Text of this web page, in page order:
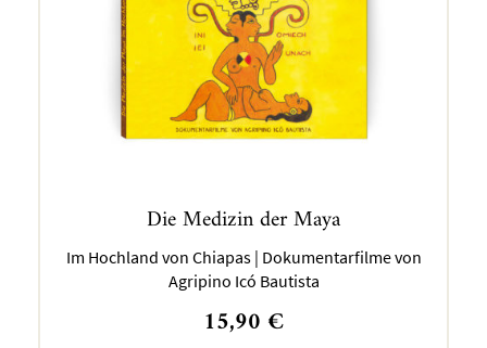
Die Medizin der Maya
Im Hochland von Chiapas | Dokumentarfilme von
Agripino Icó Bautista
15,90 €